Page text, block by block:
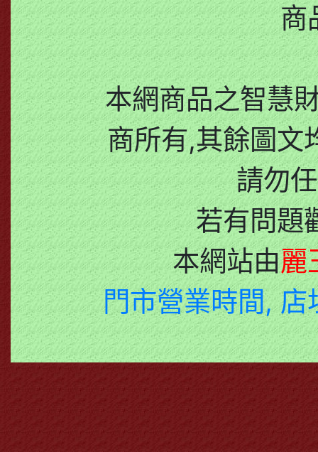
商
本網商品之智慧
商所有,其餘圖文
請勿
若有問題
本網站由麗
門市營業時間,